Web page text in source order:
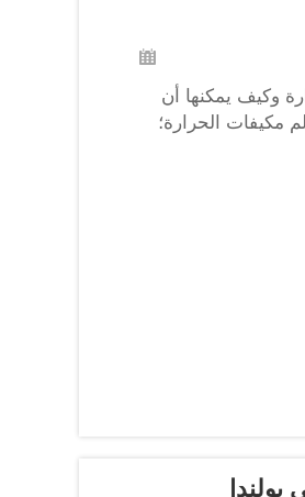
وكيف يمكنها أن
مكيفات الحرارة؛